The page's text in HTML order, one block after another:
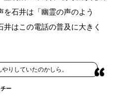
を石井は「幽霊の声のよう
はこの電話の普及に大きく
りしていたのかしら。
ー